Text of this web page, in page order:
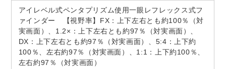
アイレベル式ペンタプリズム使用一眼レフレックス式フ
ァインダー 【視野率】FX：上下左右とも約100％（対
実画面）、1.2×：上下左右とも約97％（対実画面）、
DX：上下左右とも約97％（対実画面）、5:4：上下約
100％、左右約97％（対実画面）、1:1：上下約100％、
左右約97％（対実画面）